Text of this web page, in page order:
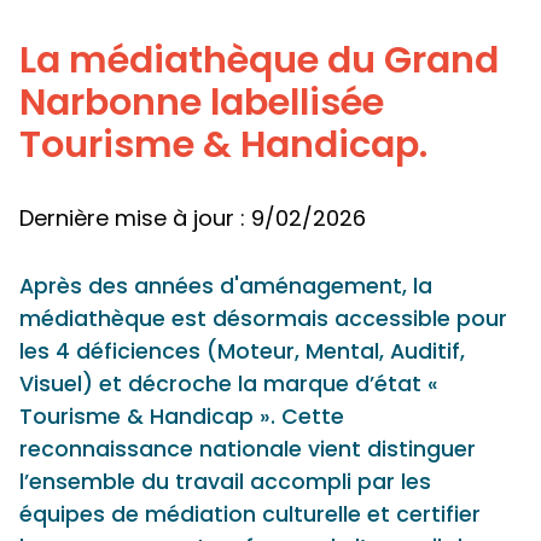
La médiathèque du Grand
Narbonne labellisée
Tourisme & Handicap.
Dernière mise à jour : 9/02/2026
Après des années d'aménagement, la
médiathèque est désormais accessible pour
les 4 déficiences (Moteur, Mental, Auditif,
Visuel) et décroche la marque d’état «
Tourisme & Handicap ». Cette
reconnaissance nationale vient distinguer
l’ensemble du travail accompli par les
équipes de médiation culturelle et certifier